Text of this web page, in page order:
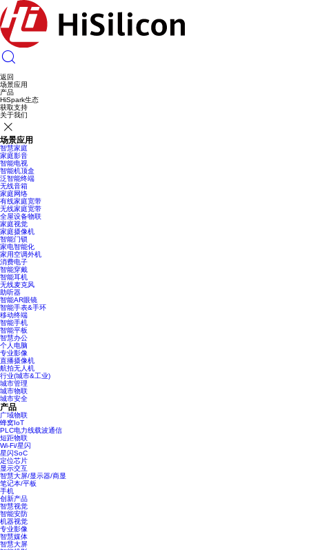
返回
场景应用
产品
HiSpark生态
获取支持
关于我们
场景应用
智慧家庭
家庭影音
智能电视
智能机顶盒
泛智能终端
无线音箱
家庭网络
有线家庭宽带
无线家庭宽带
全屋设备物联
家庭视觉
家庭摄像机
智能门锁
家电智能化
家用空调外机
消费电子
智能穿戴
智能耳机
无线麦克风
助听器
智能AR眼镜
智能手表&手环
移动终端
智能手机
智能平板
智慧办公
个人电脑
专业影像
直播摄像机
航拍无人机
行业(城市&工业)
城市管理
城市物联
城市安全
产品
广域物联
蜂窝IoT
PLC电力线载波通信
短距物联
Wi-Fi/星闪
星闪SoC
定位芯片
显示交互
智慧大屏/显示器/商显
笔记本/平板
手机
创新产品
智慧视觉
智能安防
机器视觉
专业影像
智慧媒体
智慧大屏